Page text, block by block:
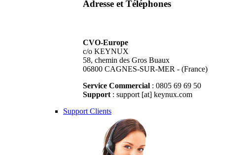
Adresse et Téléphones
CVO-Europe
c/o KEYNUX
58, chemin des Gros Buaux
06800 CAGNES-SUR-MER - (France)
Service Commercial : 0805 69 69 50
Support : support [at] keynux.com
Support Clients